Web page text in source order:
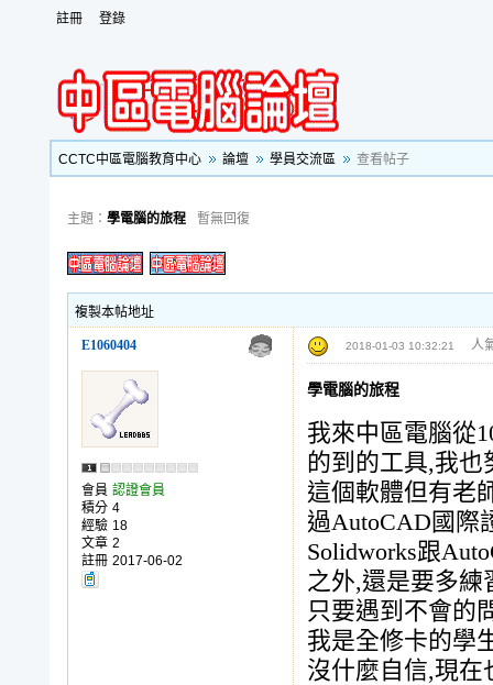
註冊 登錄
CCTC中區電腦教育中心 論壇 學員交流區 查看帖子
主題： 學電腦的旅程 暫無回復
複製本帖地址
E1060404 2018-01-03 10:32:21 人
會員 認證會員
積分 4
經驗 18
文章 2
註冊 2017-06-02
學電腦的旅程
我來中區電腦從
的到的工具,我也
這個軟體但有老
過AutoCAD國際
Solidworks跟
之外,還是要多
只要遇到不會的
我是全修卡的學
沒什麼自信,現在